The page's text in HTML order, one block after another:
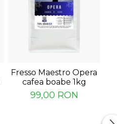
Fresso Maestro Opera
cafea boabe 1kg
99,00 RON